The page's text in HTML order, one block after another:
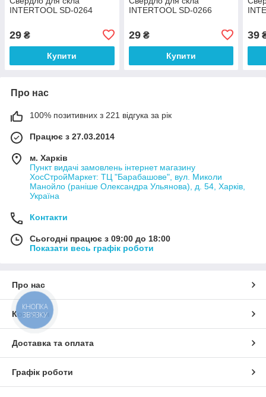
INTERTOOL SD-0264
29 ₴
Купити
INTERTOOL SD-0266
29₴
Купити
39
Про нас
100% позитивних з 221 відгука за рік
Працює з 27.03.2014
м. Харків
Пункт видачі замовлень інтернет магазину
ХосСтройМаркет: ТЦ "Барабашове", вул. Миколи
Манойло (раніше Олександра Ульянова), д. 54, Харків,
Україна
Контакти
Сьогодні працює з 09:00 до 18:00
Показати весь графік роботи
Про нас
Контакти
Доставка та оплата
Графік роботи
КНОПКА
ЗВ'ЯЗКУ